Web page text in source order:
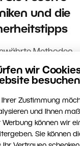
wir
Ihrer Zustimmung
und Ihnen
Werbung können wir
Sie können
und die
Methoden,
– von der
in den
erfahren
richtig einstellen und
sicher